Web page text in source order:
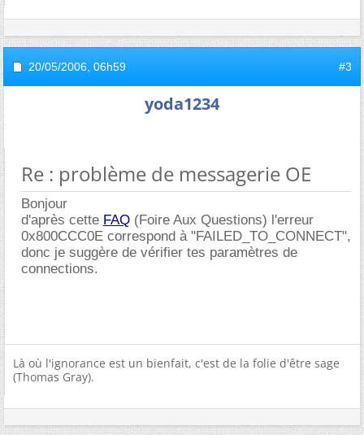
20/05/2006, 06h59 #3
yoda1234
Re : problème de messagerie OE
Bonjour
d'après cette FAQ (Foire Aux Questions) l'erreur
0x800CCC0E correspond à "FAILED_TO_CONNECT",
donc je suggère de vérifier tes paramètres de
connections.
Là où l'ignorance est un bienfait, c'est de la folie d'être sage
(Thomas Gray).